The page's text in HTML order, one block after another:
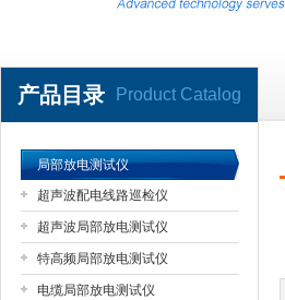
扬州国浩电气有限公司
产品目录 Product Catalog
局部放电测试仪
超声波配电线路巡检仪
超声波局部放电测试仪
特高频局部放电测试仪
电缆局部放电测试仪